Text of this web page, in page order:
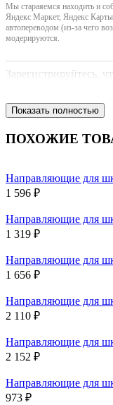
Мы стараяемся находить и
Яндекс Маркет, Яндекс
автопереводом (из-за чего
модерируются.
Зарегистрируйтесь,
Показать полностью
ПОХОЖИЕ
Направляющие для
1 596 ₽
Направляющие для
1 319 ₽
Направляющие для
1 656 ₽
Направляющие для
2 110 ₽
Направляющие для
2 152 ₽
Направляющие для
973 ₽